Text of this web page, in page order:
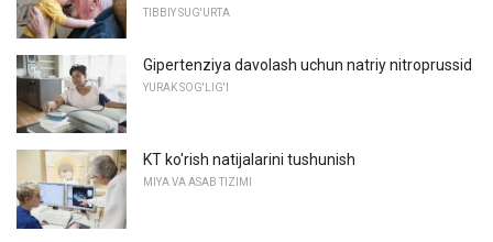
TIBBIY SUG'URTA
Gipertenziya davolash uchun natriy nitroprussid
YURAK SOG'LIG'I
KT ko'rish natijalarini tushunish
MIYA VA ASAB TIZIMI